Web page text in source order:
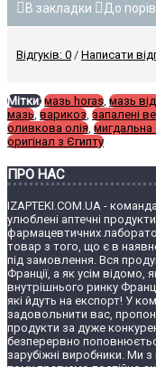
В закладки До
Відгуків: 0 / Написати
Мітки: мазь horas, мазь
мазь, варикоз, запалені
оливкова олія, мигдальна
оригінал з Єгипту
ПРО НАС
IZAPTEKI.COM.UA -
улюблені аптечні
фармацевтичних
товар з того, що є в
під замовлення. Вся
Франції, а як усім відомо,
внутрішнього ринку
які йдуть на експорт! У
задовольнити вас,
продукти за дуже
безперервно
зарубіжні виробники. Ми